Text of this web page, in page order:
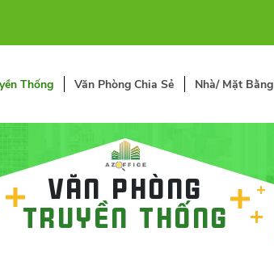
Thống Văn Phòng Chia Sẻ Nhà/ Mặt Bằng
Văn phòng
truyền thống